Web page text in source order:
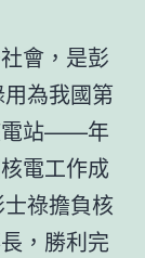
會，是彭
為我國第
電站——年
電工作成
祿擔負核
，勝利完